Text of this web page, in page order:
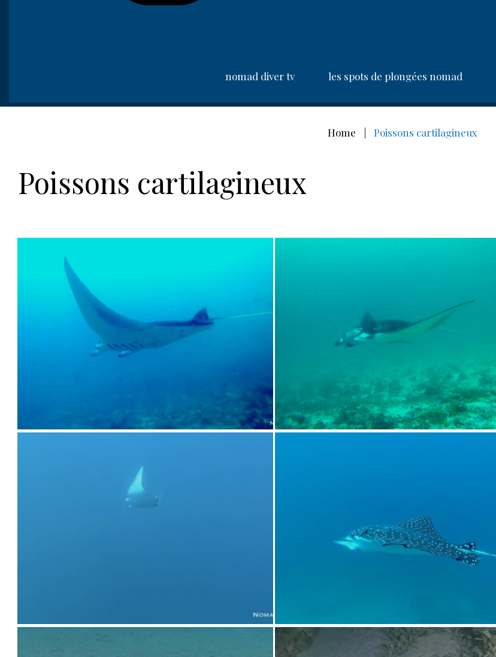
nomad diver tv les spots de plongées nomad
Home Poissons cartilagineux
Poissons cartilagineux